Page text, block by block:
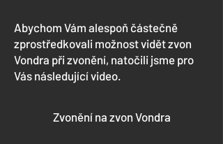
Abychom Vám alespoň částečně
zprostředkovali možnost vidět zvon
Vondra při zvonění, natočili jsme pro
Vás následující video.
Zvonění na zvon Vondra